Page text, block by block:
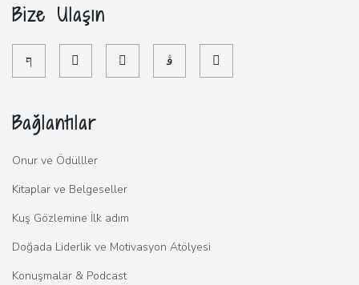
Bize Ulaşın
Bağlantılar
Onur ve Ödülller
Kitaplar ve Belgeseller
Kuş Gözlemine İlk adım
Doğada Liderlik ve Motivasyon Atölyesi
Konuşmalar & Podcast